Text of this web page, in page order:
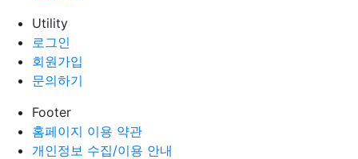
Utility
로그인
회원가입
문의하기
Footer
홈페이지 이용 약관
개인정보 수집/이용 안내